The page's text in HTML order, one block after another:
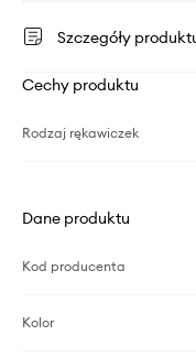
Szczegóły
Cechy produktu
Rodzaj rękawiczek
Dane produktu
Kod producenta
Kolor